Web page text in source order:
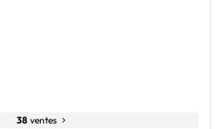
38 ventes